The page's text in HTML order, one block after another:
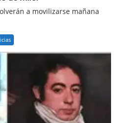
a movilizarse mañana